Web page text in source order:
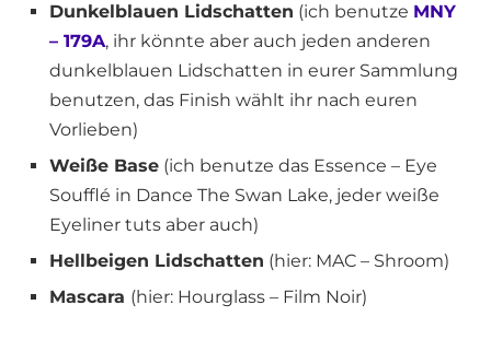
Dunkelblauen Lidschatten (ich benutze MNY
– 179A, ihr könnte aber auch jeden anderen
dunkelblauen Lidschatten in eurer Sammlung
benutzen, das Finish wählt ihr nach euren
Vorlieben)
Weiße Base (ich benutze das Essence – Eye
Soufflé in Dance The Swan Lake, jeder weiße
Eyeliner tuts aber auch)
Hellbeigen Lidschatten (hier: MAC – Shroom)
Mascara (hier: Hourglass – Film Noir)